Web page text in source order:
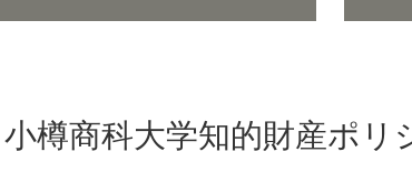
小樽商科大学知的財産ポリ